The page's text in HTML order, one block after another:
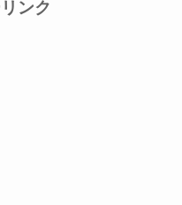
ンク